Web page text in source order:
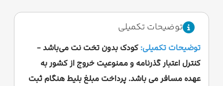
توضیحات تکمیلی
توضیحات تکمیلی:کودک بدون تخت نت می‌باشد -
کنترل اعتبار گذرنامه و ممنوعیت خروج از کشور به
عهده مسافر می باشد. پرداخت مبلغ بلیط هنگام ثبت